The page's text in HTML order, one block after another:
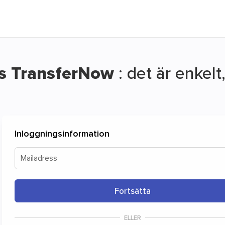
är ett enkelt och gratis sätt att dela dina filer och
TransferNow: det är
Inloggningsinformation
Mailadress
Fortsätta